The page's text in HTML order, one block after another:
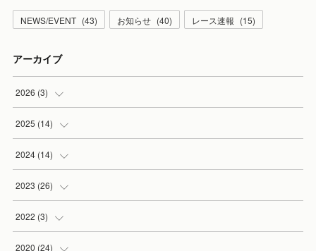
NEWS/EVENT (43) お知らせ (40) レース速報 (15)
アーカイブ
2026 (3)
(2
(1
2025 (14)
(3
(3
(
(1
2024 (14)
(2
( )
(1
2023 (26)
( )
(4
2022 (3)
(2
2020 (24)